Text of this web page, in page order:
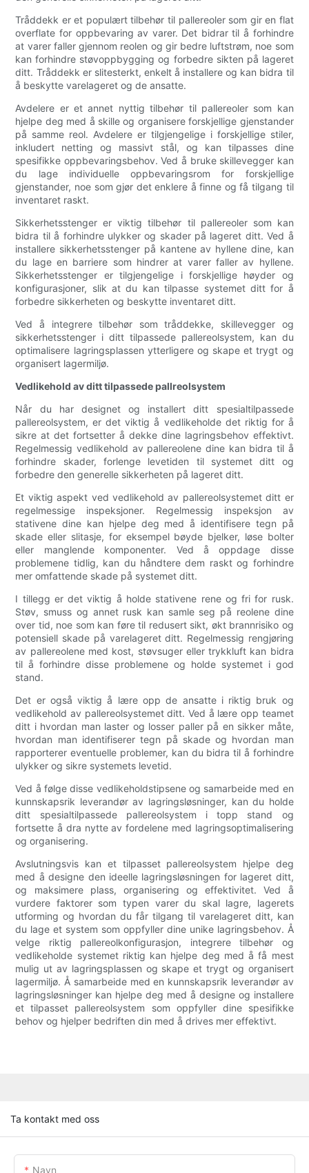
Tråddekk er et populært tilbehør til pallereoler som gir en flat
overflate for oppbevaring av varer. Det bidrar til å forhindre
at varer faller gjennom reolen og gir bedre luftstrøm, noe som
kan forhindre støvoppbygging og forbedre sikten på lageret
ditt. Tråddekk er slitesterkt, enkelt å installere og kan bidra til
å beskytte varelageret og de ansatte.
Avdelere er et annet nyttig tilbehør til pallereoler som kan
hjelpe deg med å skille og organisere forskjellige gjenstander
på samme reol. Avdelere er tilgjengelige i forskjellige stiler,
inkludert netting og massivt stål, og kan tilpasses dine
spesifikke oppbevaringsbehov. Ved å bruke skillevegger kan
du lage individuelle oppbevaringsrom for forskjellige
gjenstander, noe som gjør det enklere å finne og få tilgang til
inventaret raskt.
Sikkerhetsstenger er viktig tilbehør til pallereoler som kan
bidra til å forhindre ulykker og skader på lageret ditt. Ved å
installere sikkerhetsstenger på kantene av hyllene dine, kan
du lage en barriere som hindrer at varer faller av hyllene.
Sikkerhetsstenger er tilgjengelige i forskjellige høyder og
konfigurasjoner, slik at du kan tilpasse systemet ditt for å
forbedre sikkerheten og beskytte inventaret ditt.
Ved å integrere tilbehør som tråddekke, skillevegger og
sikkerhetsstenger i ditt tilpassede pallereolsystem, kan du
optimalisere lagringsplassen ytterligere og skape et trygt og
organisert lagermiljø.
Vedlikehold av ditt tilpassede pallreolsystem
Når du har designet og installert ditt spesialtilpassede
pallereolsystem, er det viktig å vedlikeholde det riktig for å
sikre at det fortsetter å dekke dine lagringsbehov effektivt.
Regelmessig vedlikehold av pallereolene dine kan bidra til å
forhindre skader, forlenge levetiden til systemet ditt og
forbedre den generelle sikkerheten på lageret ditt.
Et viktig aspekt ved vedlikehold av pallereolsystemet ditt er
regelmessige inspeksjoner. Regelmessig inspeksjon av
stativene dine kan hjelpe deg med å identifisere tegn på
skade eller slitasje, for eksempel bøyde bjelker, løse bolter
eller manglende komponenter. Ved å oppdage disse
problemene tidlig, kan du håndtere dem raskt og forhindre
mer omfattende skade på systemet ditt.
I tillegg er det viktig å holde stativene rene og fri for rusk.
Støv, smuss og annet rusk kan samle seg på reolene dine
over tid, noe som kan føre til redusert sikt, økt brannrisiko og
potensiell skade på varelageret ditt. Regelmessig rengjøring
av pallereolene med kost, støvsuger eller trykkluft kan bidra
til å forhindre disse problemene og holde systemet i god
stand.
Det er også viktig å lære opp de ansatte i riktig bruk og
vedlikehold av pallereolsystemet ditt. Ved å lære opp teamet
ditt i hvordan man laster og losser paller på en sikker måte,
hvordan man identifiserer tegn på skade og hvordan man
rapporterer eventuelle problemer, kan du bidra til å forhindre
ulykker og sikre systemets levetid.
Ved å følge disse vedlikeholdstipsene og samarbeide med en
kunnskapsrik leverandør av lagringsløsninger, kan du holde
ditt spesialtilpassede pallereolsystem i topp stand og
fortsette å dra nytte av fordelene med lagringsoptimalisering
og organisering.
Avslutningsvis kan et tilpasset pallereolsystem hjelpe deg
med å designe den ideelle lagringsløsningen for lageret ditt,
og maksimere plass, organisering og effektivitet. Ved å
vurdere faktorer som typen varer du skal lagre, lagerets
utforming og hvordan du får tilgang til varelageret ditt, kan
du lage et system som oppfyller dine unike lagringsbehov. Å
velge riktig pallereolkonfigurasjon, integrere tilbehør og
vedlikeholde systemet riktig kan hjelpe deg med å få mest
mulig ut av lagringsplassen og skape et trygt og organisert
lagermiljø. Å samarbeide med en kunnskapsrik leverandør av
lagringsløsninger kan hjelpe deg med å designe og installere
et tilpasset pallereolsystem som oppfyller dine spesifikke
behov og hjelper bedriften din med å drives mer effektivt.
Ta kontakt med oss
Navn